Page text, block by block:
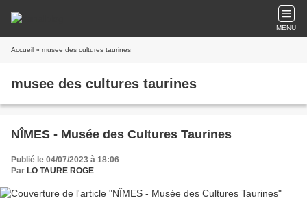
MENU
Accueil » musee des cultures taurines
musee des cultures taurines
NÎMES - Musée des Cultures Taurines
Publié le 04/07/2023 à 18:06
Par LO TAURE ROGE